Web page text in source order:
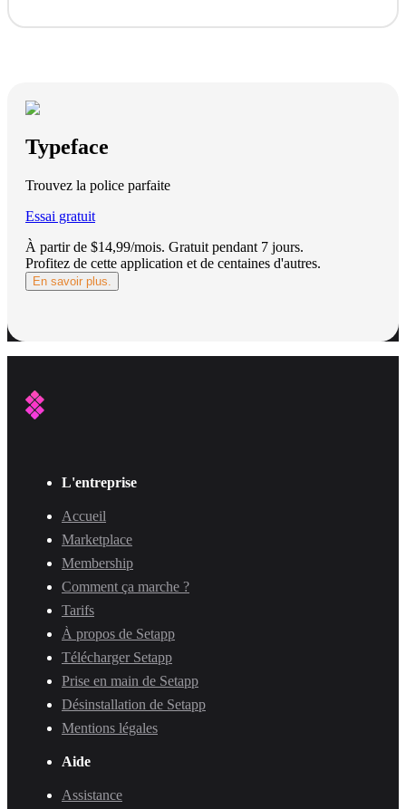
Typeface
Trouvez la police parfaite
Essai gratuit
À partir de $14,99/mois. Gratuit pendant 7 jours.
Profitez de cette application et de centaines d'autres.
En savoir plus.
L'entreprise
Accueil
Marketplace
Membership
Comment ça marche ?
Tarifs
À propos de Setapp
Télécharger Setapp
Prise en main de Setapp
Désinstallation de Setapp
Mentions légales
Aide
Assistance